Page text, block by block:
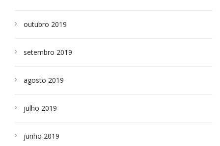
outubro 2019
setembro 2019
agosto 2019
julho 2019
junho 2019